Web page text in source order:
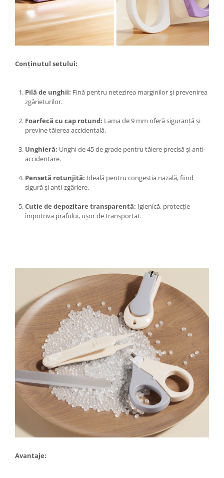
Compresoare auto si pompe
Cricuri
Intretinere interior/exterior
Perii de zapada si raclete
Decoratiuni, ornamente si articole
Craciun
Accesorii si componente craciun
Beteala si ghirlande Craciun
Costume Craciun
interioare
Figurine muzicale
Figurine si decoratiuni Craciun
Furtun - Tub - rola craciun
Instalatii liniare si role de furtun
Instalatii liniare/sir
Instalatii perdea
Instalatii plasa
Instalatii Solare
Instalatii turturi-franjuri
Liniare 220V
Perdea 220V
Plasa 220V
Turturi/Franjuri 220V
Diverse pentru casa si camping
Feronerie
Broaste si clante
Conținutul setului:
Pilă de unghii: Fină pentru netezirea marginilor și prevenirea
zgârieturilor.
Foarfecă cu cap rotund: Lama de 9 mm oferă siguranță și
previne tăierea accidentală.
Unghieră: Unghi de 45 de grade pentru tăiere precisă și anti-
accidentare.
Pensetă rotunjită: Ideală pentru congestia nazală, fiind
sigură și anti-zgâriere.
Cutie de depozitare transparentă: Igienică, protecție
împotriva prafului, ușor de transportat.
Avantaje: